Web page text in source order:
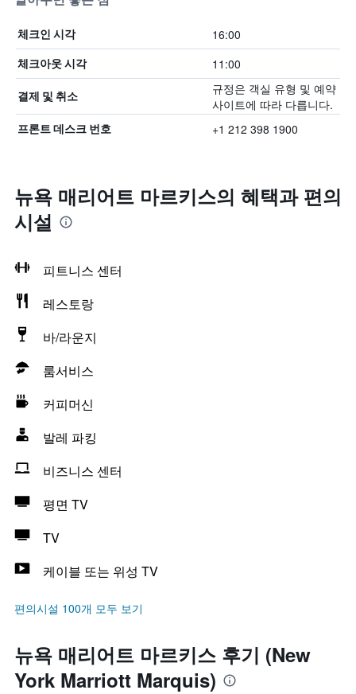
체크인 시각 16:00
체크아웃 시각 11:00
결제 및 취소
규정은 객실 유형 및 예약
사이트에 따라 다릅니다.
프론트 데스크 번호 +1 212 398 1900
뉴욕 매리어트 마르키스의 혜택​과 편의
시설
피트니스 센터
레스토랑
바/라운지
룸서비스
커피머신
발레 파킹
비즈니스 센터
평면 TV
TV
케이블 또는 위성 TV
편의시설 100개 모두 보기
뉴욕 매리어트 마르키스 후기 (New
York Marriott Marquis)